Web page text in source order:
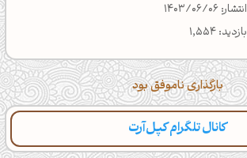
انتشار: 1403/06/06
بازدید: 1,554
بارگذاری ناموفق بود
کانال تلگرام کپل‌آرت